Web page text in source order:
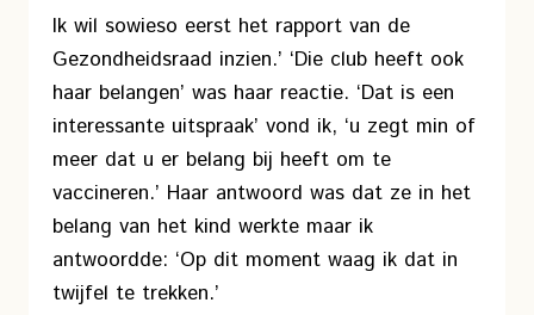
Ik wil sowieso eerst het rapport van de
Gezondheidsraad inzien.’ ‘Die club heeft ook
haar belangen’ was haar reactie. ‘Dat is een
interessante uitspraak’ vond ik, ‘u zegt min of
meer dat u er belang bij heeft om te
vaccineren.’ Haar antwoord was dat ze in het
belang van het kind werkte maar ik
antwoordde: ‘Op dit moment waag ik dat in
twijfel te trekken.’